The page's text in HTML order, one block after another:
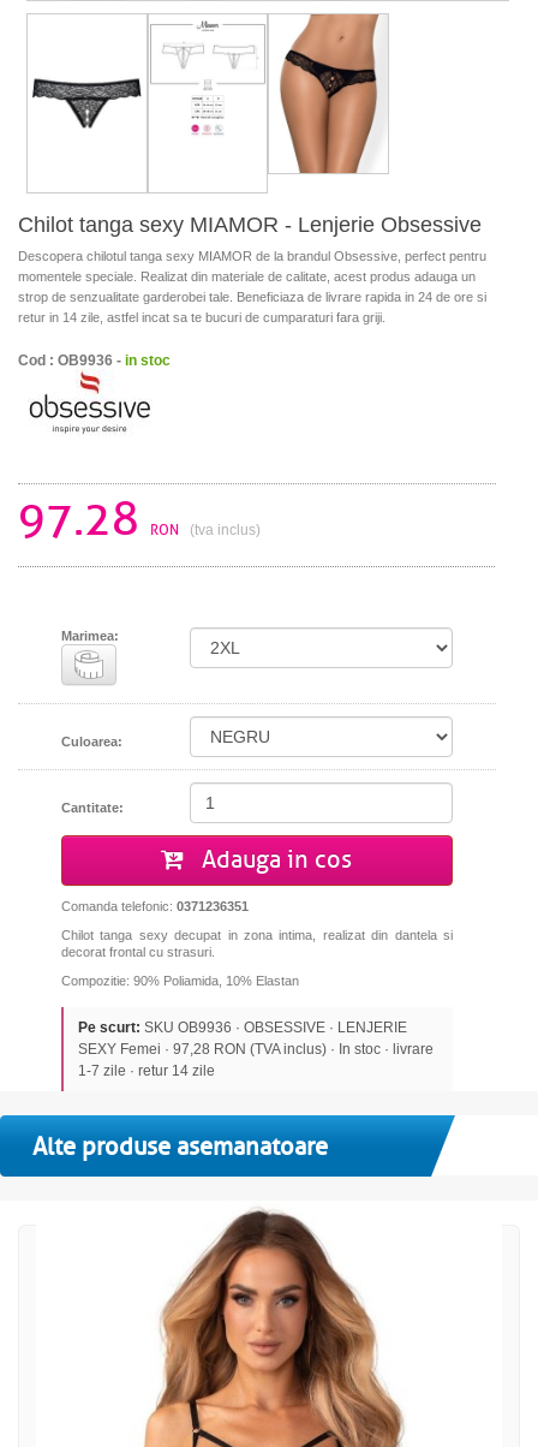
Chilot tanga sexy MIAMOR - Lenjerie Obsessive
Descopera chilotul tanga sexy MIAMOR de la brandul Obsessive, perfect pentru
momentele speciale. Realizat din materiale de calitate, acest produs adauga un
strop de senzualitate garderobei tale. Beneficiaza de livrare rapida in 24 de ore si
retur in 14 zile, astfel incat sa te bucuri de cumparaturi fara griji.
Cod : OB9936 - in stoc
97.28 RON (tva inclus)
Marimea:
Culoarea:
Cantitate:
Adauga in cos
Comanda telefonic: 0371236351
Chilot tanga sexy decupat in zona intima, realizat din dantela si
decorat frontal cu strasuri.
Compozitie: 90% Poliamida, 10% Elastan
Pe scurt: SKU OB9936 · OBSESSIVE · LENJERIE
SEXY Femei · 97,28 RON (TVA inclus) · In stoc · livrare
1-7 zile · retur 14 zile
Alte produse asemanatoare